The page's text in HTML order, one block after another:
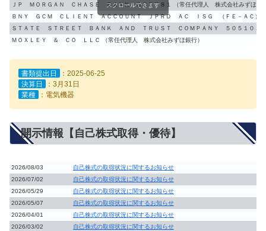
ＪＰ ＭＯＲＧＡＮ ＣＨＡＳＥ ＢＡＮＫ ３８５７８１ （常任代理人 株式会社みずほ銀
ＢＮＹ ＧＣＭ ＣＬＩＥＮＴ ＡＣＣＯＵＮＴ ＪＰＲＤ ＡＣ ＩＳＧ （ＦＥ－ＡＣ）
ＳＴＡＴＥ ＳＴＲＥＥＴ ＢＡＮＫ ＡＮＤ ＴＲＵＳＴ ＣＯＭＰＡＮＹ ５０５１０３
ＭＯＸＬＥＹ ＆ ＣＯ ＬＬＣ （常任代理人 株式会社みずほ銀行）
スクロールできます
書類提出日
：2025-06-25
決算日
：3月31日
業種
：電気機器
開示情報【自己株式取得・優待】
2026/08/03
自己株式の取得状況に関するお知らせ
2026/07/02
自己株式の取得状況に関するお知らせ
2026/05/29
自己株式の取得状況に関するお知らせ
2026/05/07
自己株式の取得状況に関するお知らせ
2026/04/01
自己株式の取得状況に関するお知らせ
2026/03/02
自己株式の取得状況に関するお知らせ